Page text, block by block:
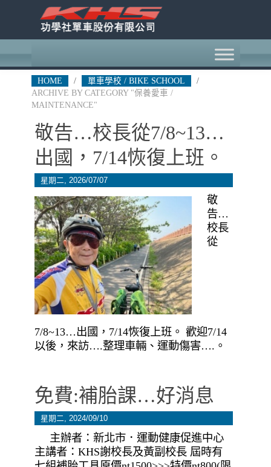
HOME / 單車學校 / BIKE SCHOOL
/
ARCHIVE BY CATEGORY "保養愛車 /
MAINTENANCE"
敬告…校長從7/8~13…
出國，7/14恢復上班。
星期二, 2026/07/07
敬
告…
校長
從
7/8~13…出國，7/14恢復上班。 歡迎7/14
以後，來訪….整理車輛、運動傷害….。
免費:補胎課…好消息
星期二, 2024/09/10
主辦者：新北市．運動健康促進中心
主講者：KHS謝校長及黃副校長 屆時有